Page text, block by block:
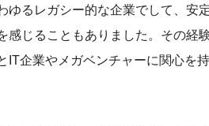
ゆるレガシー的な企業でして、安
感じることもありました。その経
IT企業やメガベンチャーに関心を